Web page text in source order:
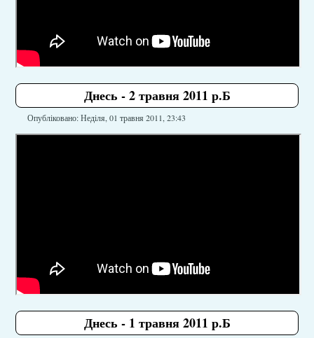
Днесь - 2 травня 2011 р.Б
Опубліковано: Неділя, 01 травня 2011, 23:43
Днесь - 1 травня 2011 р.Б